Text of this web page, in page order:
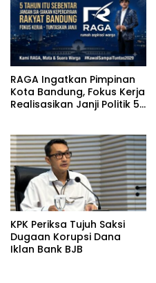
RAGA Ingatkan Pimpinan
Kota Bandung, Fokus Kerja
Realisasikan Janji Politik 5
KPK Periksa Tujuh Saksi
Dugaan Korupsi Dana
Iklan Bank BJB